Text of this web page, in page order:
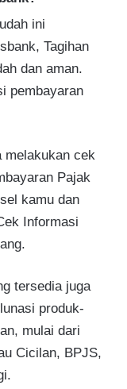
ini
Tagihan
dan aman.
pembayaran
melakukan cek
Pajak
kamu dan
Informasi
tersedia juga
produk-
mulai dari
Cicilan, BPJS,